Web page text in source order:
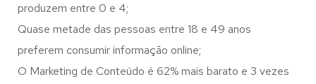
produzem entre 0 e 4;
Quase metade das pessoas entre 18 e 49 anos
preferem consumir informação online;
O Marketing de Conteúdo é 62% mais barato e 3 vezes